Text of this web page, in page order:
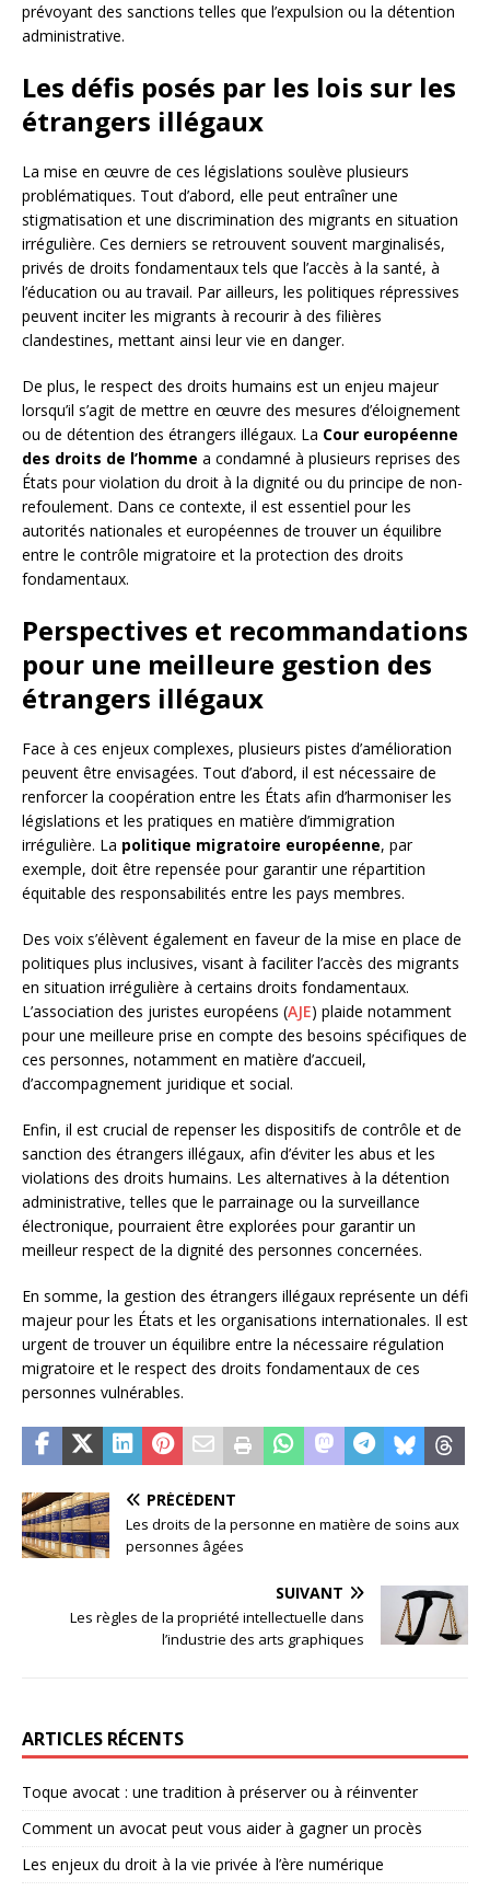
prévoyant des sanctions telles que l’expulsion ou la détention
administrative.
Les défis posés par les lois sur les
étrangers illégaux
La mise en œuvre de ces législations soulève plusieurs
problématiques. Tout d’abord, elle peut entraîner une
stigmatisation et une discrimination des migrants en situation
irrégulière. Ces derniers se retrouvent souvent marginalisés,
privés de droits fondamentaux tels que l’accès à la santé, à
l’éducation ou au travail. Par ailleurs, les politiques répressives
peuvent inciter les migrants à recourir à des filières
clandestines, mettant ainsi leur vie en danger.
De plus, le respect des droits humains est un enjeu majeur
lorsqu’il s’agit de mettre en œuvre des mesures d’éloignement
ou de détention des étrangers illégaux. La Cour européenne
des droits de l’homme a condamné à plusieurs reprises des
États pour violation du droit à la dignité ou du principe de non-
refoulement. Dans ce contexte, il est essentiel pour les
autorités nationales et européennes de trouver un équilibre
entre le contrôle migratoire et la protection des droits
fondamentaux.
Perspectives et recommandations
pour une meilleure gestion des
étrangers illégaux
Face à ces enjeux complexes, plusieurs pistes d’amélioration
peuvent être envisagées. Tout d’abord, il est nécessaire de
renforcer la coopération entre les États afin d’harmoniser les
législations et les pratiques en matière d’immigration
irrégulière. La politique migratoire européenne, par
exemple, doit être repensée pour garantir une répartition
équitable des responsabilités entre les pays membres.
Des voix s’élèvent également en faveur de la mise en place de
politiques plus inclusives, visant à faciliter l’accès des migrants
en situation irrégulière à certains droits fondamentaux.
L’association des juristes européens (AJE) plaide notamment
pour une meilleure prise en compte des besoins spécifiques de
ces personnes, notamment en matière d’accueil,
d’accompagnement juridique et social.
Enfin, il est crucial de repenser les dispositifs de contrôle et de
sanction des étrangers illégaux, afin d’éviter les abus et les
violations des droits humains. Les alternatives à la détention
administrative, telles que le parrainage ou la surveillance
électronique, pourraient être explorées pour garantir un
meilleur respect de la dignité des personnes concernées.
En somme, la gestion des étrangers illégaux représente un défi
majeur pour les États et les organisations internationales. Il est
urgent de trouver un équilibre entre la nécessaire régulation
migratoire et le respect des droits fondamentaux de ces
personnes vulnérables.
PRÉCÉDENT
Les droits de la personne en matière de soins aux
personnes âgées
SUIVANT
Les règles de la propriété intellectuelle dans
l’industrie des arts graphiques
ARTICLES RÉCENTS
Toque avocat : une tradition à préserver ou à réinventer
Comment un avocat peut vous aider à gagner un procès
Les enjeux du droit à la vie privée à l’ère numérique